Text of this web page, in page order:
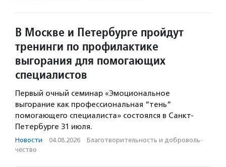
В Москве и Петербурге пройдут
тренинги по профилактике
выгорания для помогающих
специалистов
Первый очный семинар «Эмоциональное
выгорание как профессиональная “тень“
помогающего специалиста» состоялся в Санкт-
Петербурге 31 июля.
Новости · 04.08.2026 · Благотвори­тель­ность и доброволь­
чест­во